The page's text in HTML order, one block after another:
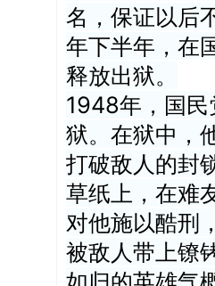
名，保证以后
年下半年，在
释放出狱。
1948年，国民
狱。在狱中，
打破敌人的封
草纸上，在难
对他施以酷刑
被敌人带上镣